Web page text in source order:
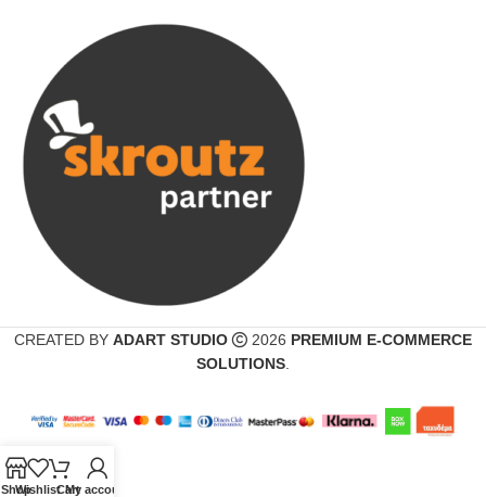
CREATED BY ADART STUDIO 2026 PREMIUM E-COMMERCE
SOLUTIONS.
ShopWishlistCart
My account